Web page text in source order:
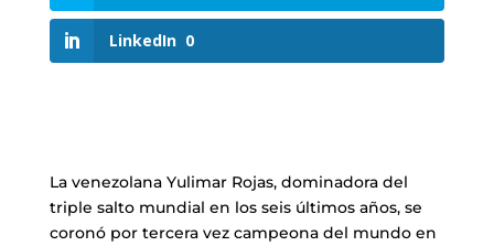
LinkedIn 0
La venezolana Yulimar Rojas, dominadora del
triple salto mundial en los seis últimos años, se
coronó por tercera vez campeona del mundo en